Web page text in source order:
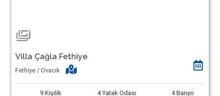
Villa Çağla Fethiye
Fethiye / Ovacık
9 Kişilik 4 Yatak Odası 4 Banyo